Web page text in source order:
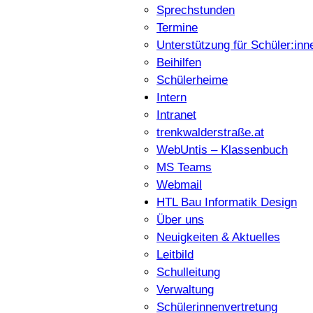
Sprechstunden
Termine
Unterstützung für
Beihilfen
Schülerheime
Intern
Intranet
trenkwalderstraße.at
WebUntis – Klassenbuch
MS Teams
Webmail
HTL Bau Informatik Design
Über uns
Neuigkeiten & Aktuelles
Leitbild
Schulleitung
Verwaltung
Schülerinnenvertretung